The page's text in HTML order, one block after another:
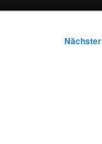
Nächster